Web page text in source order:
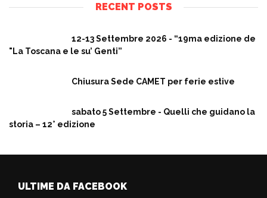
RECENT POSTS
12-13 Settembre 2026 - “19ma edizione de
"La Toscana e le su’ Genti”
Chiusura Sede CAMET per ferie estive
sabato 5 Settembre - Quelli che guidano la
storia – 12° edizione
ULTIME DA FACEBOOK